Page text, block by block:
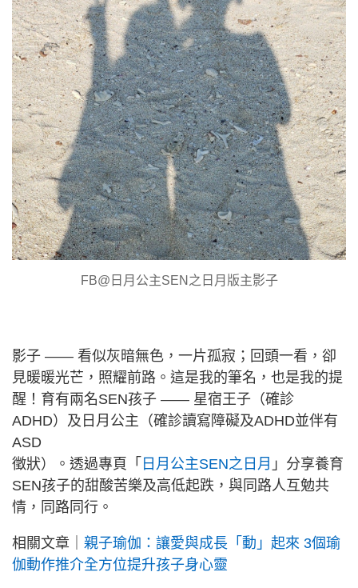
FB@日月公主SEN之日月版主影子
影子 —— 看似灰暗無色，一片孤寂；回頭一看，卻
見暖暖光芒，照耀前路。這是我的筆名，也是我的提
醒！育有兩名SEN孩子 —— 星宿王子（確診
ADHD）及日月公主（確診讀寫障礙及ADHD並伴有
ASD
徵狀）。透過專頁「 日月公主SEN之日月 」分享養育
SEN孩子的甜酸苦樂及高低起跌，與同路人互勉共
情，同路同行。
相關文章｜ 親子瑜伽：讓愛與成長「動」起來 3個瑜
伽動作推介全方位提升孩子身心靈